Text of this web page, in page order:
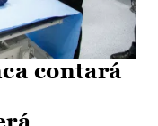
contará